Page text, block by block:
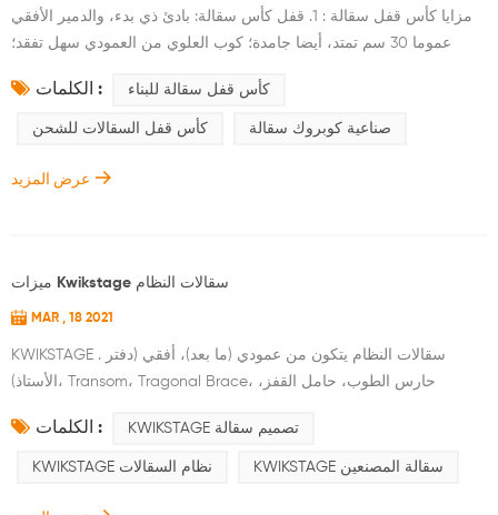
مزايا كأس قفل سقالة : 1. قفل كأس سقالة: بادئ ذي بدء، والدمير الأفقي
عموما 30 سم تمتد، أيضا جامدة؛ كوب العلوي من العمودي سهل تفقد؛
أعلى من أنبوب ومقرنة سقالات. 2. قفل كأس سقالة: قوة الأفقية والرأسي
في المحور، وهي الهيكل معقول والساحة هي آمنة؛ يتم وضع شفرة دفتر
والخسارة هي...
الكلمات : كأس قفل سقالة للبناء
كأس قفل السقالات للشحن صناعية كوبروك سقالة
عرض المزيد
ميزات Kwikstage سقالات النظام
MAR , 18 2021
KWIKSTAGE . سقالات النظام يتكون من عمودي (ما بعد)، أفقي (دفتر
الأستاذ)، Transom، Tragonal Brace، حارس الطوب، حامل القفز،
استقرار وموثوق بها آلية. يستخدم على نطاق واسع في بناء المباني
والجسور والأنفاق وأبراج المياه وهكذا الأجزاء الرئيسية هي 48.3x4.0،
الكلمات : KWIKSTAGE تصميم سقالة
KWIKSTAGE نظام السقالات KWIKSTAGE سقالة المصنعين